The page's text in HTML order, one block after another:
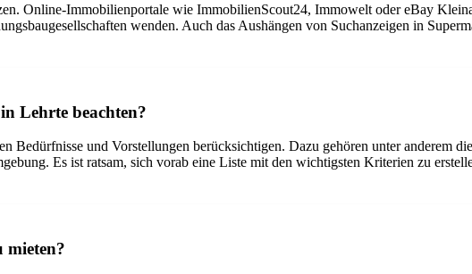
Online-Immobilienportale wie ImmobilienScout24, Immowelt oder eBay
wenden. Auch das Aushängen von Suchanzeigen in
Lehrte beachten?
und Vorstellungen berücksichtigen. Dazu gehören unter anderem
Es ist ratsam, sich vorab eine Liste mit den wichtigsten Kriterien zu
mieten?